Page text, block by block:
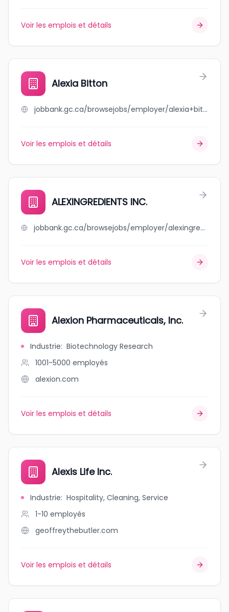
Voir les emplois et détails
Alexia Bitton
jobbank.gc.ca/browsejobs/employer/alexia+bitton/ca
Voir les emplois et détails
ALEXINGREDIENTS INC.
jobbank.gc.ca/browsejobs/employer/alexingredients+inc./ca
Voir les emplois et détails
Alexion Pharmaceuticals, Inc.
Industrie: Biotechnology Research
1001-5000 employés
alexion.com
Voir les emplois et détails
Alexis Life Inc.
Industrie: Hospitality, Cleaning, Service
1-10 employés
geoffreythebutler.com
Voir les emplois et détails